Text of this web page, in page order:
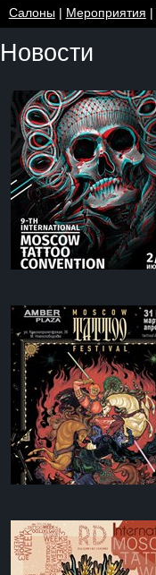
Салоны| Мероприятия |
Новости